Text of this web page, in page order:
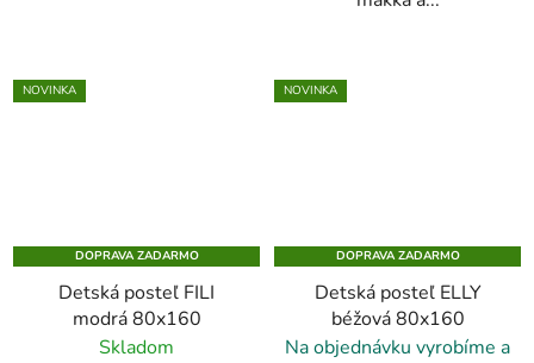
NOVINKA
DOPRAVA ZADARMO
Detská posteľ FILI
modrá 80x160
Skladom
NOVINKA
DOPRAVA ZADARMO
Detská posteľ ELLY
béžová 80x160
Na objednávku vyrobíme a